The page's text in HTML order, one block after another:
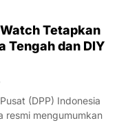
Tetapkan
Tengah dan DIY
(DPP) Indonesia
resmi mengumumkan